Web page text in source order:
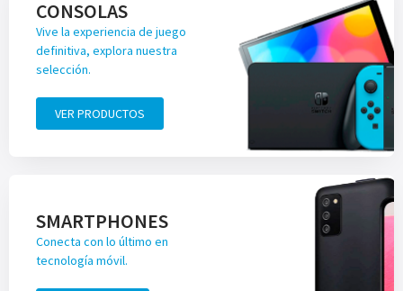
CONSOLAS
Vive la experiencia de juego
definitiva, explora nuestra
selección.
VER PRODUCTOS
SMARTPHONES
Conecta con lo último en
tecnología móvil.